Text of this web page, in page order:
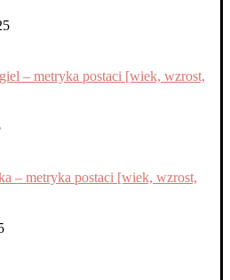
– metryka postaci [wiek, wzrost,
– metryka postaci [wiek, wzrost,